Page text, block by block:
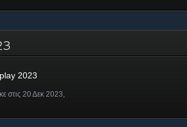
2023
στις 20 Δεκ 2023,